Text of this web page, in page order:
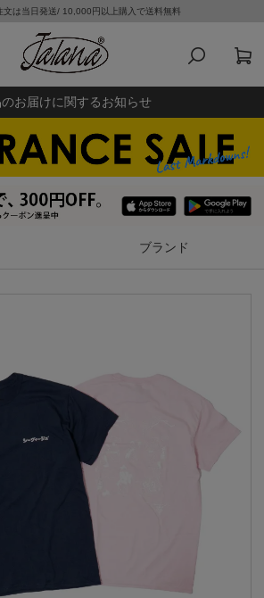
文は当日発送/ 10,000円以上購入で送料無料
お届けに関するお知らせ
ブランド